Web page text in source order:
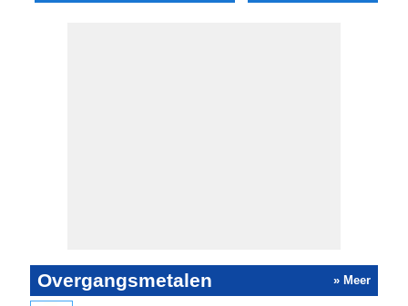
Overgangsmetalen » Meer